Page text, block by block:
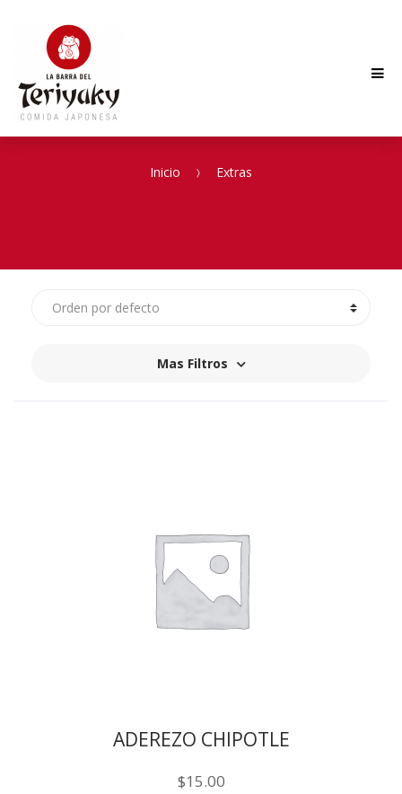
Skip
navigation
Skip
content
EXTRAS
Inicio Extras
Mas Filtros
ADEREZO CHIPOTLE
$15.00